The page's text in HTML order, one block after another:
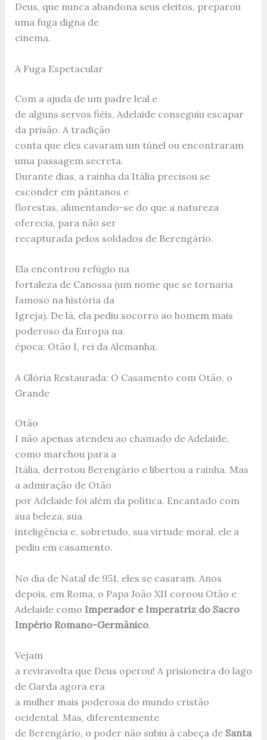
Deus, que nunca abandona seus eleitos, preparou
uma fuga digna de
cinema.
A Fuga Espetacular
Com a ajuda de um padre leal e
de alguns servos fiéis, Adelaide conseguiu escapar
da prisão. A tradição
conta que eles cavaram um túnel ou encontraram
uma passagem secreta.
Durante dias, a rainha da Itália precisou se
esconder em pântanos e
florestas, alimentando-se do que a natureza
oferecia, para não ser
recapturada pelos soldados de Berengário.
Ela encontrou refúgio na
fortaleza de Canossa (um nome que se tornaria
famoso na história da
Igreja). De lá, ela pediu socorro ao homem mais
poderoso da Europa na
época: Otão I, rei da Alemanha.
A Glória Restaurada: O Casamento com Otão, o
Grande
Otão
I não apenas atendeu ao chamado de Adelaide,
como marchou para a
Itália, derrotou Berengário e libertou a rainha. Mas
a admiração de Otão
por Adelaide foi além da política. Encantado com
sua beleza, sua
inteligência e, sobretudo, sua virtude moral, ele a
pediu em casamento.
No dia de Natal de 951, eles se casaram. Anos
depois, em Roma, o Papa João XII coroou Otão e
Adelaide como Imperador e Imperatriz do Sacro
Império Romano-Germânico.
Vejam
a reviravolta que Deus operou! A prisioneira do lago
de Garda agora era
a mulher mais poderosa do mundo cristão
ocidental. Mas, diferentemente
de Berengário, o poder não subiu à cabeça de Santa